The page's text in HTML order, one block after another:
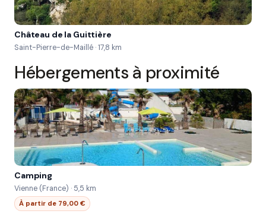
Château de la Guittière
Saint-Pierre-de-Maillé · 17,8 km
Hébergements à proximité
Camping
Vienne (France) · 5,5 km
À partir de 79,00 €